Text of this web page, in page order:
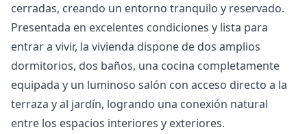
cerradas, creando un entorno tranquilo y reservado.
Presentada en excelentes condiciones y lista para
entrar a vivir, la vivienda dispone de dos amplios
dormitorios, dos baños, una cocina completamente
equipada y un luminoso salón con acceso directo a la
terraza y al jardín, logrando una conexión natural
entre los espacios interiores y exteriores.